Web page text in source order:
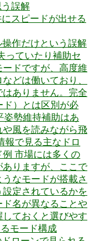
誤解
スピードが出せる
作だけという誤解
っていたり補助セ
ドですが、高度維
どは働いており、
ありません。完全
ド）とは区別が必
姿勢維持補助はあ
風を読みながら飛
報で見る主なドロ
市場には多くの
ありますが、ここで
なモードが搭載さ
定されているかを
ド名が異なることや
ておくと選びやす
モード構成